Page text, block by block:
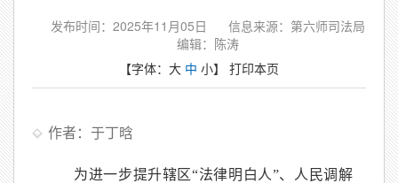
发布时间：2025年11月05日
信息来源：第六师司法局
编辑：陈涛
【字体： 大 中 小】 打印本页
作者：于丁晗
为进一步提升辖区“法律明白人”、人民调解